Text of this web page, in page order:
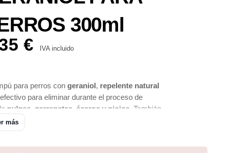
300ml
€ IVA incluido
para perros congeraniol, repelente natural
para eliminar durante el proceso de
pulgas, garrapatas, ácaros y piojos . También
posteriormente al proceso de lavado de
de mosquitos.
más